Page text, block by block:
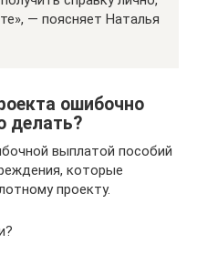
— поясняет Наталья
ошибочно
делать?
выплатой пособий
которые
проекту.